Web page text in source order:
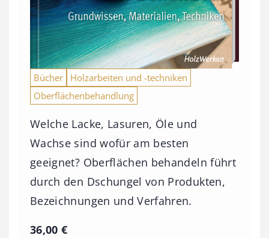
Bücher
Holzarbeiten und -techniken
Oberflächenbehandlung
Welche Lacke, Lasuren, Öle und
Wachse sind wofür am besten
geeignet? Oberflächen behandeln führt
durch den Dschungel von Produkten,
Bezeichnungen und Verfahren.
36,00€